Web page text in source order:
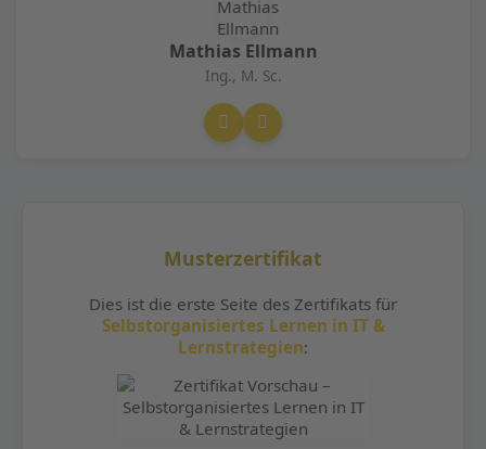
Mathias Ellmann
Ing., M. Sc.
Musterzertifikat
Dies ist die erste Seite des Zertifikats für
Selbstorganisiertes Lernen in IT &
Lernstrategien: